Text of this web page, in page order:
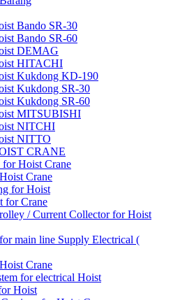
Bando SR-30
Bando SR-60
DEMAG
HITACHI
Kukdong KD-190
Kukdong SR-30
Kukdong SR-60
MITSUBISHI
NITCHI
NITTO
CRANE
Hoist Crane
Crane
for Hoist
for Crane
/ Current Collector for Hoist
main line Supply Electrical (
Crane
for electrical Hoist
Hoist